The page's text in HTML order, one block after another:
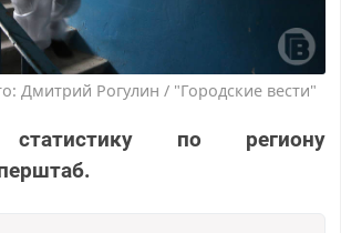
Дмитрий Рогулин / "Городские вести"
статистику по региону